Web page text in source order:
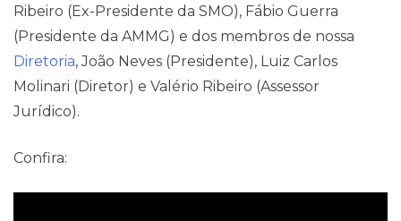
Ribeiro (Ex-Presidente da SMO), Fábio Guerra
(Presidente da AMMG) e dos membros de nossa
Diretoria, João Neves (Presidente), Luiz Carlos
Molinari (Diretor) e Valério Ribeiro (Assessor
Jurídico).
Confira: